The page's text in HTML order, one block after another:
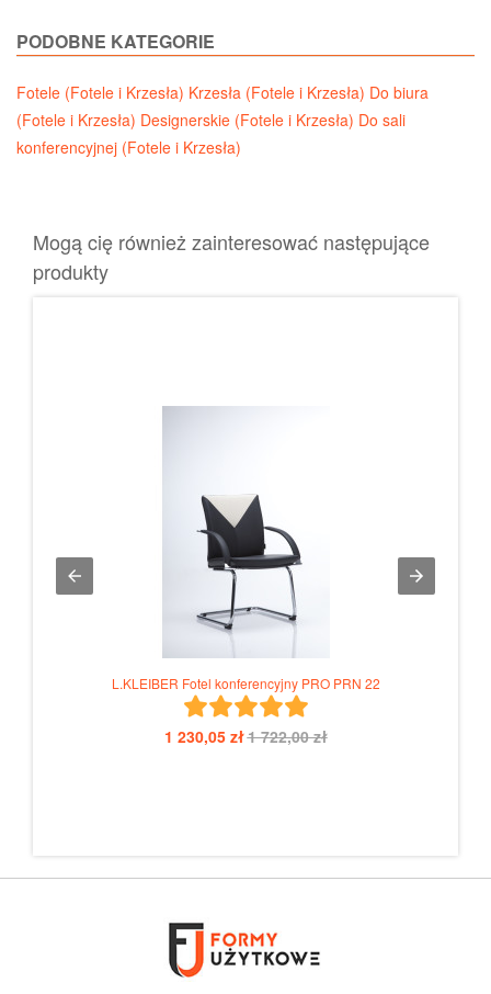
PODOBNE KATEGORIE
Fotele (Fotele i Krzesła) Krzesła (Fotele i Krzesła) Do biura
(Fotele i Krzesła) Designerskie (Fotele i Krzesła) Do sali
konferencyjnej (Fotele i Krzesła)
Mogą cię również zainteresować następujące
produkty
L.KLEIBER Fotel konferencyjny PRO PRN 22
1 230,05 zł1 722,00 zł